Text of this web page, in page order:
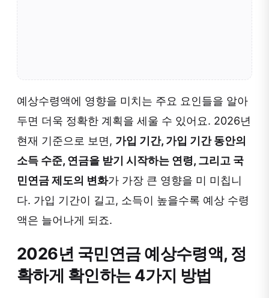
예상수령액에 영향을 미치는 주요 요인들을 알아
두면 더욱 정확한 계획을 세울 수 있어요. 2026년
현재 기준으로 보면, 가입 기간, 가입 기간 동안의
소득 수준, 연금을 받기 시작하는 연령, 그리고 국
민연금 제도의 변화가 가장 큰 영향을 미 미칩니
다. 가입 기간이 길고, 소득이 높을수록 예상 수령
액은 늘어나게 되죠.
2026년 국민연금 예상수령액, 정
확하게 확인하는 4가지 방법